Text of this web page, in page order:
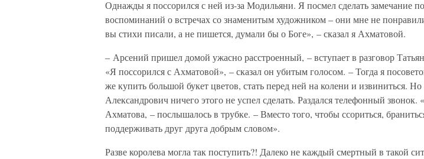
Однажды я поссорился с ней из-за Модильяни. Я посмел сделать замечание
воспоминаний о встречах со знаменитым художником – они мне не
вы стихи писали, а не пишется, думали бы о Боге», – сказал я Ахматовой.
– Арсений пришел домой ужасно расстроенный, – вступает в разговор
«Я поссорился с Ахматовой», – сказал он убитым голосом. – Тогда я
же купить большой букет цветов, стать перед ней на колени и извиниться.
Александрович ничего этого не успел сделать. Раздался телефонный звонок.
Ахматова, – послышалось в трубке. – Вместо того, чтобы ссориться,
поддерживать друг друга добрым словом».
Разве королева могла так поступить?! Далеко не каждый смертный в такой